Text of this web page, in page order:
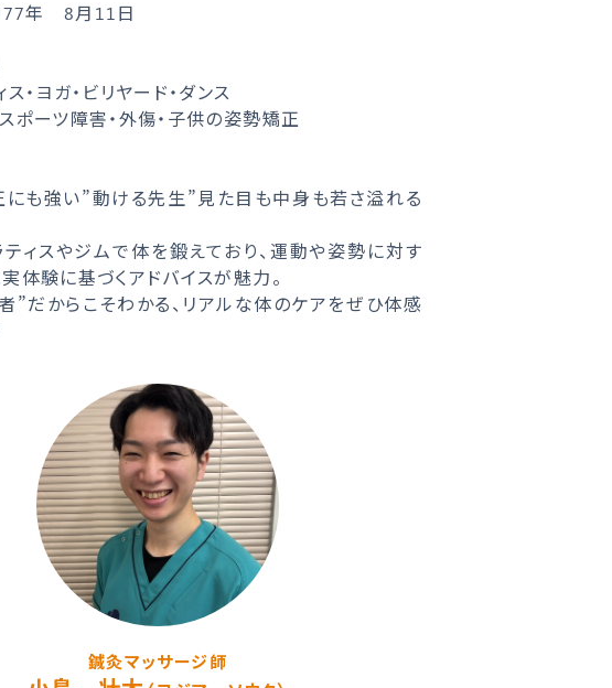
年 8月11日
ス・ヨガ・ビリヤード・ダンス
ポーツ障害・外傷・子供の姿勢矯正
も強い”動ける先生”見た目も中身も若さ溢れる
ィスやジムで体を鍛えており、運動や姿勢に対す
体験に基づくアドバイスが魅力。
”だからこそわかる、リアルな体のケアをぜひ体感
鍼灸マッサージ師